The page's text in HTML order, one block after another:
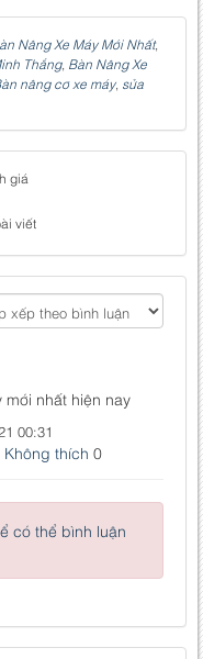
Nâng Xe Máy Mới Nhất,
Thắng, Bàn Nâng Xe
nâng cơ xe máy, sửa
giá
viết
nhất hiện nay
00:31
Không thích 0
có thể bình luận